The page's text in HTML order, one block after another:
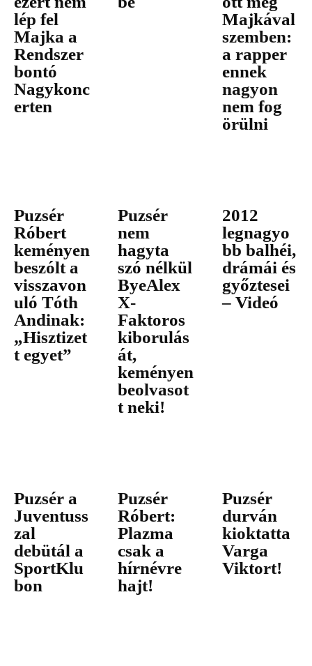
lép fel
Majka a
Rendszer
bontó
Nagykonc
erten
Majkával
szemben:
a rapper
ennek
nagyon
nem fog
örülni
Puzsér
Róbert
keményen
beszólt a
visszavon
uló Tóth
Andinak:
„Hisztizet
t egyet”
Puzsér
nem
hagyta
szó nélkül
ByeAlex
X-
Faktoros
kiborulás
át,
keményen
beolvasot
t neki!
2012
legnagyo
bb balhéi,
drámái és
győztesei
– Videó
Puzsér a
Juventuss
zal
debütál a
SportKlu
bon
Puzsér
Róbert:
Plazma
csak a
hírnévre
hajt!
Puzsér
durván
kioktatta
Varga
Viktort!